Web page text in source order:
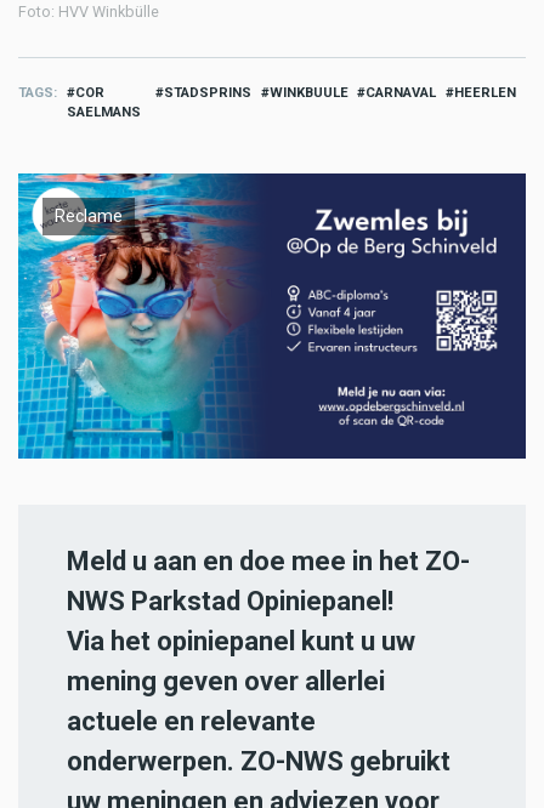
Foto: HVV Winkbülle
TAGS
COR
SAELMANS
STADSPRINS WINKBUULE CARNAVAL HEERLEN
Reclame
Meld u aan en doe mee in het ZO-
NWS Parkstad Opiniepanel!
Via het opiniepanel kunt u uw
mening geven over allerlei
actuele en relevante
onderwerpen. ZO-NWS gebruikt
uw meningen en adviezen voor